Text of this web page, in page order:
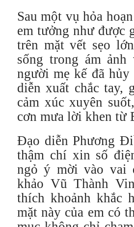
Sau một vụ hỏa
em tưởng như được
trên mặt vết sẹo
sống trong ám
người mẹ kế đã
diễn xuất chắc tay,
cảm xúc xuyên
cơn mưa lời khen từ
Đạo diễn Phương
thậm chí xin số
ngỏ ý mời vào vai
khảo Vũ Thành
thích khoảnh khắc
mặt này của em có